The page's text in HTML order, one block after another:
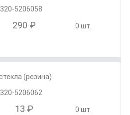
5206058
290 ₽ 0 шт.
(резина)
5206062
13 ₽ 0 шт.